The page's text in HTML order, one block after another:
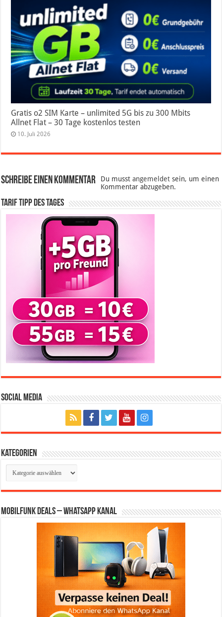
Gratis o2 SIM Karte – unlimited 5G bis zu 300 Mbits
Allnet Flat – 30 Tage kostenlos testen
10. Juli 2026
Schreibe einen Kommentar Du musstangemeldet sein, um einen
Kommentar abzugeben.
Tarif Tipp des Tages
Social Media
Kategorien
Kategorien
Mobilfunk Deals – WhatsApp Kanal